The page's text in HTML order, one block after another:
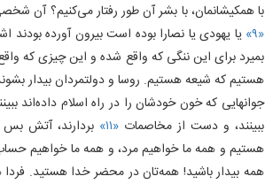
با همکیشانمان، با بشر آن طور رفتار می‌کنیم؟ آن
«۹»
یا یهودی یا نصارا بوده است بیرون آورده بودند
بمیرد برای این ننگی که واقع شده و این چیزی که
هستیم که شیعه هستیم. روسا و دولتمردان بیدار
جوانهایی که خون خودشان را در راه اسلام داده‌اند
ببینند، و دست از مخاصمات«۱۱»
بردارند، آتش
هستیم و همه ما خواهیم مرد، و همه ما خواهیم
همه بیدار باشید! همه‌تان در محضر خدا هستید.